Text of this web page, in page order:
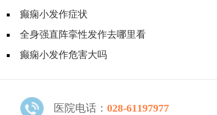
癫痫小发作症状
全身强直阵挛性发作去哪里看
癫痫小发作危害大吗
医院电话： 028-61197977